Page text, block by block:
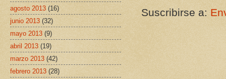
Suscribirse a:
agosto 2013 (16)
junio 2013 (32)
mayo 2013 (9)
abril 2013 (19)
marzo 2013 (42)
febrero 2013 (28)